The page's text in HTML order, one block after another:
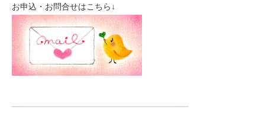
お申込・お問合せはこちら↓
—————————————————————-